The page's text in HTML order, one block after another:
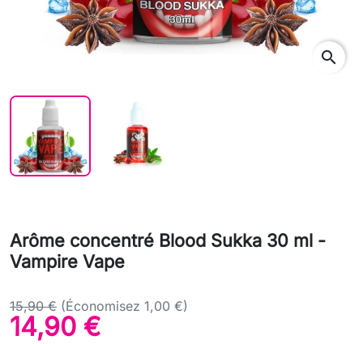
search
Arôme concentré Blood Sukka 30 ml -
Vampire Vape
15,90 € (Économisez 1,00 €)
14,90 €